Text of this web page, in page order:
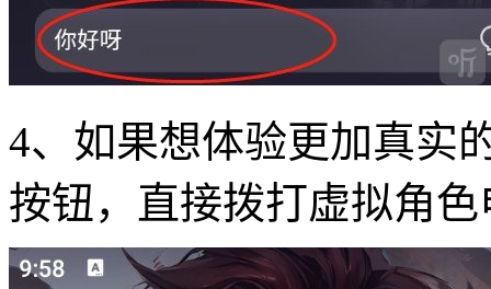
4、如果想体验更加真实
按钮，直接拨打虚拟角